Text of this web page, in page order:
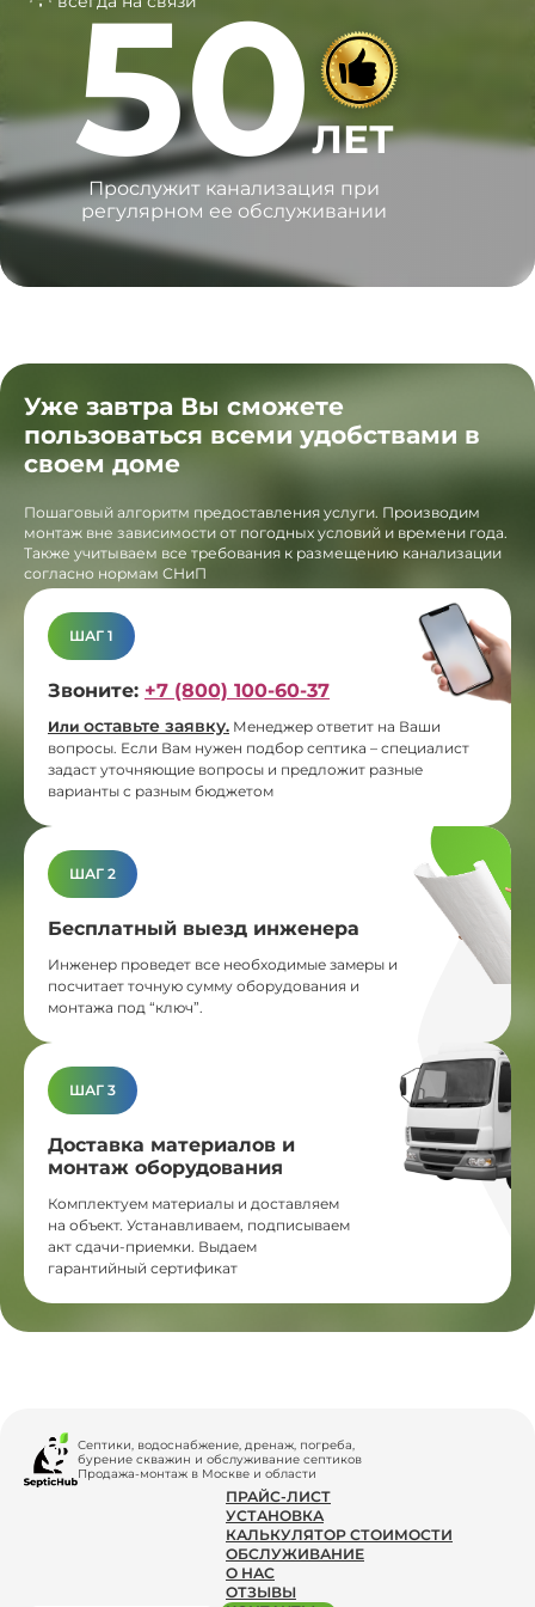
50ЛЕТ
Прослужит канализация при
регулярном ее обслуживании
Уже завтра Вы сможете
пользоваться всеми удобствами в
своем доме
Пошаговый алгоритм предоставления услуги. Производим
монтаж вне зависимости от погодных условий и времени года.
Также учитываем все требования к размещению канализации
согласно нормам СНиП
ШАГ 1
Звоните: +7 (800) 100-60-37
Или оставьте заявку. Менеджер ответит на Ваши
вопросы. Если Вам нужен подбор септика – специалист
задаст уточняющие вопросы и предложит разные
варианты с разным бюджетом
ШАГ 2
Бесплатный выезд инженера
Инженер проведет все необходимые замеры и
посчитает точную сумму оборудования и
монтажа под “ключ”.
ШАГ 3
Доставка материалов и
монтаж оборудования
Комплектуем материалы и доставляем
на объект. Устанавливаем, подписываем
акт сдачи-приемки. Выдаем
гарантийный сертификат
Септики, водоснабжение, дренаж, погреба,
бурение скважин и обслуживание септиков
Продажа-монтаж в Москве и области
ПРАЙС-ЛИСТ
УСТАНОВКА
КАЛЬКУЛЯТОР СТОИМОСТИ
ОБСЛУЖИВАНИЕ
О НАС
ОТЗЫВЫ